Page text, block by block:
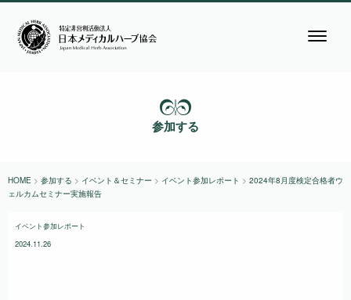
参加する
HOME > 参加する > イベント＆セミナー > イベント参加レポート > 2024年8月度検定合格者ウ
ェルカムセミナー実施報告
イベント参加レポート
2024.11.26